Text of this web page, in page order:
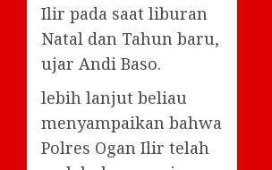
Ilir pada saat liburan
Natal dan Tahun baru,
ujar Andi Baso.
lebih lanjut beliau
menyampaikan bahwa
Polres Ogan Ilir telah